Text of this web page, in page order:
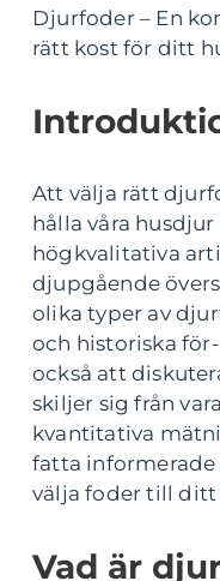
Djurfoder – En
rätt kost för ditt
Att välja rätt
hålla våra
högkvalitativa
djupgående
olika typer av
och historiska
också att
skiljer sig från
kvantitativa
fatta
välja foder till ditt
Vad är